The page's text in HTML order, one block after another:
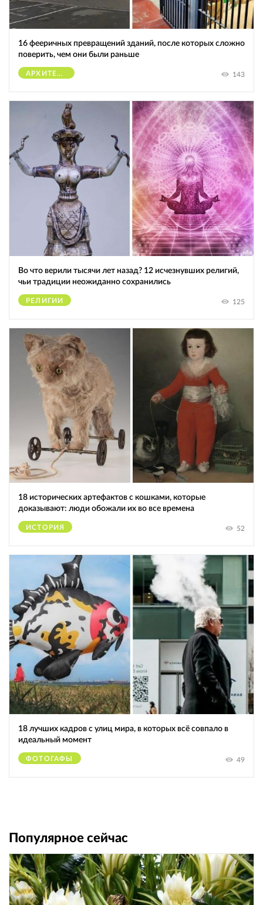
16 фееричных превращений зданий, после которых сложно
поверить, чем они были раньше
АРХИТЕКТУРА 143
Во что верили тысячи лет назад? 12 исчезнувших религий,
чьи традиции неожиданно сохранились
РЕЛИГИИ 125
18 исторических артефактов с кошками, которые
доказывают: люди обожали их во все времена
ИСТОРИЯ 52
18 лучших кадров с улиц мира, в которых всё совпало в
идеальный момент
ФОТОГАФЫ 49
Популярное сейчас